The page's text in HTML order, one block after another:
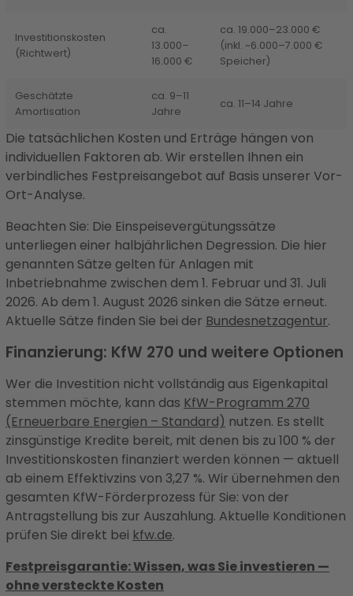
Investitionskosten
(Richtwert)
ca.
13.000–
16.000 €
ca. 19.000–23.000 €
(inkl. ~6.000–7.000 €
Speicher)
Geschätzte
Amortisation
ca. 9–11
Jahre
ca. 11–14 Jahre
Die tatsächlichen Kosten und Erträge hängen von
individuellen Faktoren ab. Wir erstellen Ihnen ein
verbindliches Festpreisangebot auf Basis unserer Vor-
Ort-Analyse.
Beachten Sie: Die Einspeisevergütungssätze
unterliegen einer halbjährlichen Degression. Die hier
genannten Sätze gelten für Anlagen mit
Inbetriebnahme zwischen dem 1. Februar und 31. Juli
2026. Ab dem 1. August 2026 sinken die Sätze erneut.
Aktuelle Sätze finden Sie bei der Bundesnetzagentur.
Finanzierung: KfW 270 und weitere Optionen
Wer die Investition nicht vollständig aus Eigenkapital
stemmen möchte, kann das KfW-Programm 270
(Erneuerbare Energien – Standard) nutzen. Es stellt
zinsgünstige Kredite bereit, mit denen bis zu 100 % der
Investitionskosten finanziert werden können — aktuell
ab einem Effektivzins von 3,27 %. Wir übernehmen den
gesamten KfW-Förderprozess für Sie: von der
Antragstellung bis zur Auszahlung. Aktuelle Konditionen
prüfen Sie direkt bei kfw.de.
Festpreisgarantie: Wissen, was Sie investieren —
ohne versteckte Kosten